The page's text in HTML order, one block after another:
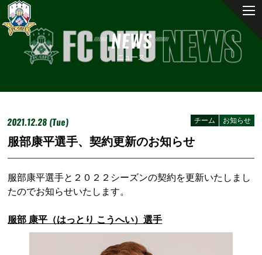
NEWS
ニュース
2021.12.28 (Tue) お知らせ
チーム
服部康平選手、契約更新のお知らせ
服部康平選手と２０２２シーズンの契約を更新いたしまし
たのでお知らせいたします。
服部 康平（はっとり こうへい）選手